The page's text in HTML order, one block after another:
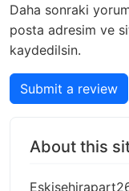
Daha sonraki
posta adresim ve
kaydedilsin.
Submit a review
About this